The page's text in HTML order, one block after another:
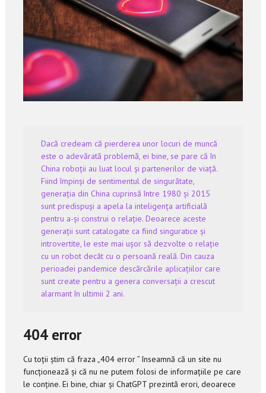
Dacă credeam că pierderea unor locuri de muncă
este o adevărată problemă, ei bine, se pare că în
China roboții au luat locul și partenerilor de viață.
Fiind împinși de sentimentul de singurătate,
generația din China cuprinsă între 1980 și 2015
sunt predispuși a apela la inteligența artificială
pentru a-și construi o relație. Deoarece aceste
generații sunt catalogate ca fiind singuratice și
introvertite, le este mai ușor să dezvolte o relație
cu un robot decât cu o persoană reală. Din cauza
perioadei pandemice descărcările aplicațiilor care
sunt create pentru a genera conversații a crescut
alarmant în ultimii 2 ani.
404 error
Cu toții știm că fraza „404 error ” înseamnă că un site nu
funcționează și că nu ne putem folosi de informațiile pe care
le conține. Ei bine, chiar și ChatGPT prezintă erori, deoarece